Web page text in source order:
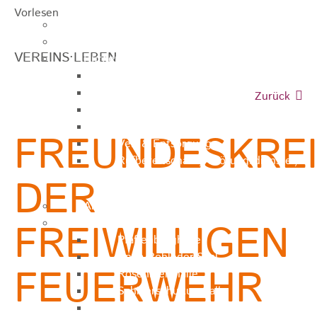
Bürgerservice
Ver- & Entsorgung
Rufbereitschaft / Störungsdienste /
Anregungen, Mängel & Kritik
Pfaffenberghalle
Anna-Rohleder-Saal
Rosensteinhalle
Schillerschulturnhalle
Vorlesen
VEREINS·LEBEN
Zurück
DER
FREIWILLIGEN
FEUERWEHR